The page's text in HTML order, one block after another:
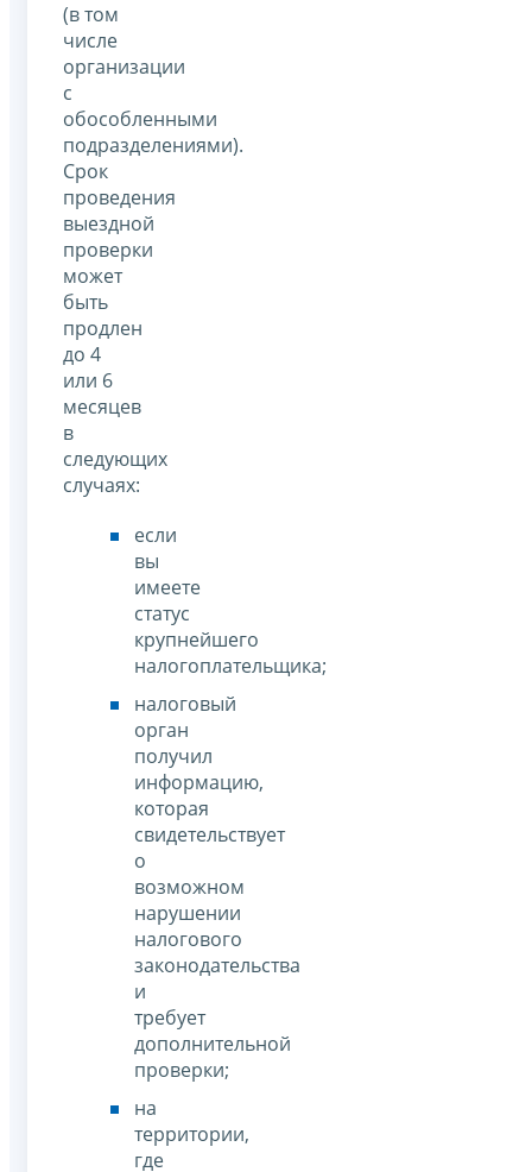
(в том
числе
организации
с
обособленными
подразделениями).
Срок
проведения
выездной
проверки
может
быть
продлен
до 4
или 6
месяцев
в
следующих
случаях:
если
вы
имеете
статус
крупнейшего
налогоплательщика;
налоговый
орган
получил
информацию,
которая
свидетельствует
о
возможном
нарушении
налогового
законодательства
и
требует
дополнительной
проверки;
на
территории,
где